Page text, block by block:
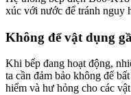
xúc với nước để tránh nguy
Không để vật dụng
Khi bếp đang hoạt động,
ta cần đảm bảo không để
hiểm và hư hỏng cho các